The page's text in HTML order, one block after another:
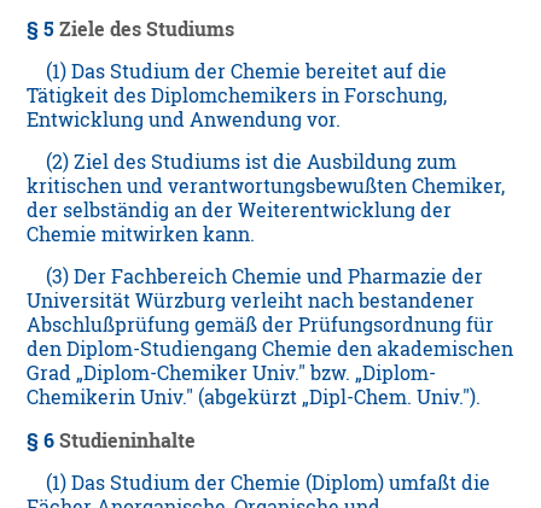
§ 5 Ziele des Studiums
(1) Das Studium der Chemie bereitet auf die
Tätigkeit des Diplomchemikers in Forschung,
Entwicklung und Anwendung vor.
(2) Ziel des Studiums ist die Ausbildung zum
kritischen und verantwortungsbewußten Chemiker,
der selbständig an der Weiterentwicklung der
Chemie mitwirken kann.
(3) Der Fachbereich Chemie und Pharmazie der
Universität Würzburg verleiht nach bestandener
Abschlußprüfung gemäß der Prüfungsordnung für
den Diplom-Studiengang Chemie den akademischen
Grad „Diplom-Chemiker Univ." bzw. „Diplom-
Chemikerin Univ." (abgekürzt „Dipl-Chem. Univ.").
§ 6 Studieninhalte
(1) Das Studium der Chemie (Diplom) umfaßt die